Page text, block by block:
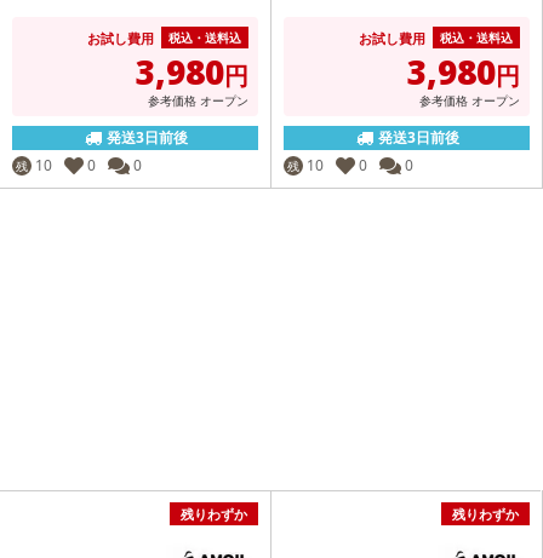
お試し費用 税込・送料込
3,980円
参考価格 オープン
発送3日前後
残 10 0 0
お試し費用 税込・送料込
3,980円
参考価格 オープン
発送3日前後
残 10 0 0
残りわずか 残りわずか